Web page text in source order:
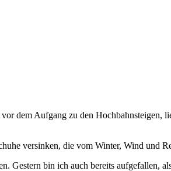
dem Aufgang zu den
versinken, die vom Winter, Wind und
Gestern bin ich auch bereits aufgefallen,